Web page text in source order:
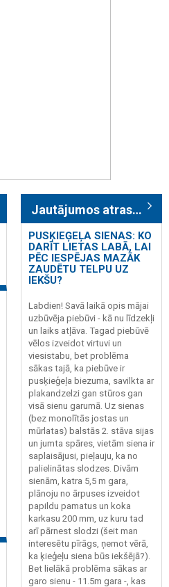
Jautājumos atrasts: 326
PUSĶIEĢEĻA SIENAS: KO
DARĪT LIETAS LABĀ, LAI
PĒC IESPĒJAS MAZĀK
ZAUDĒTU TELPU UZ
IEKŠU?
Labdien! Savā laikā opis mājai
uzbūvēja piebūvi - kā nu līdzekļi
un laiks atļāva. Tagad piebūvē
vēlos izveidot virtuvi un
viesistabu, bet problēma
sākas tajā, ka piebūve ir
pusķieģeļa biezuma, savilkta ar
plakandzelzi gan stūros gan
visā sienu garumā. Uz sienas
(bez monolītās jostas un
mūrlatas) balstās 2. stāva sijas
un jumta spāres, vietām siena ir
saplaisājusi, pieļauju, ka no
palielinātas slodzes. Divām
sienām, katra 5,5 m gara,
plānoju no ārpuses izveidot
papildu pamatus un koka
karkasu 200 mm, uz kuru tad
arī pārnest slodzi (šeit man
interesētu pīrāgs, ņemot vērā,
ka ķieģeļu siena būs iekšējā?).
Bet lielākā problēma sākas ar
garo sienu - 11.5m gara -, kas